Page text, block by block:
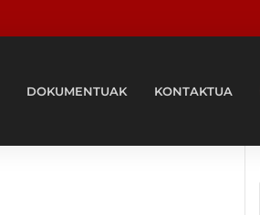
DOKUMENTUAK KONTAKTUA